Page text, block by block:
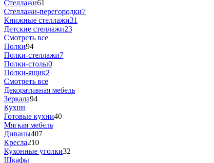
Стеллажи61
Стеллажи-перегородки7
Книжные стеллажи31
Детские стеллажи23
Смотреть все
Полки94
Полки-стеллажи7
Полки-столы0
Полки-ящик2
Смотреть все
Декоративная мебель
Зеркала94
Кухни
Готовые кухни40
Мягкая мебель
Диваны407
Кресла210
Кухонные уголки32
Шкафы